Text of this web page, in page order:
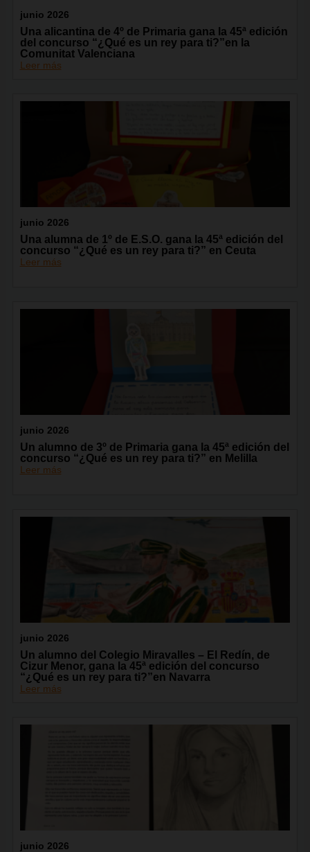
junio 2026
Una alicantina de 4º de Primaria gana la 45ª edición
del concurso “¿Qué es un rey para ti?”en la
Comunitat Valenciana
Leer más
junio 2026
Una alumna de 1º de E.S.O. gana la 45ª edición del
concurso “¿Qué es un rey para ti?” en Ceuta
Leer más
junio 2026
Un alumno de 3º de Primaria gana la 45ª edición del
concurso “¿Qué es un rey para ti?” en Melilla
Leer más
junio 2026
Un alumno del Colegio Miravalles – El Redín, de
Cizur Menor, gana la 45ª edición del concurso
“¿Qué es un rey para ti?”en Navarra
Leer más
junio 2026